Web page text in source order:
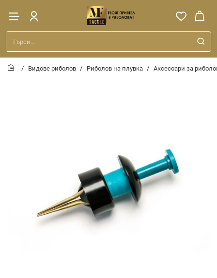
Търси...
Видове риболов Риболов на плувка Аксесоари за